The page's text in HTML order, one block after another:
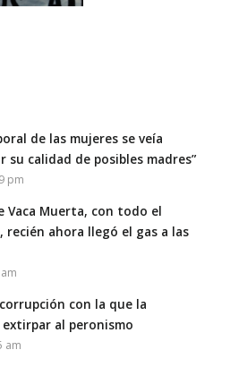
de las mujeres se veía
su calidad de posibles madres”
pm
Vaca Muerta, con todo el
recién ahora llegó el gas a las
con la que la
al peronismo
am